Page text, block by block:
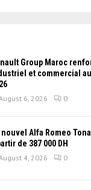
Group Maroc
et commercial
6, 2026 0
nouvel Alfa Romeo
de 387 000 DH
4, 2026 0